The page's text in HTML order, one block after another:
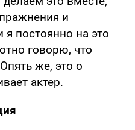
и
постоянно на это
говорю, что
же, это о
актер.